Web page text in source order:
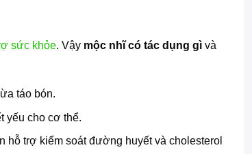
sức khỏe. Vậy mộc nhĩ có tác dụng gì và
táo bón.
yếu cho cơ thể.
hỗ trợ kiểm soát đường huyết và cholesterol